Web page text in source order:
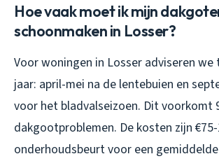
Hoe vaak moet ik mijn
schoonmaken in Losser?
Voor woningen in Losser adviseren we
jaar: april-mei na de lentebuien en
voor het bladvalseizoen. Dit voorkomt
dakgootproblemen. De kosten zijn
onderhoudsbeurt voor een